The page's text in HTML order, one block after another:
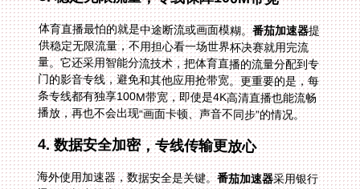
体育直播最怕的就是中途断流或画面模糊。番茄加速器提
供稳定无限流量，不用担心看一场世界杯决赛就用完流
量。它还采用智能分流技术，把体育直播的流量分配到专
门的影音专线，避免和其他应用抢带宽。更重要的是，每
条专线都有独享100M带宽，即使是4K高清直播也能流畅
播放，再也不会出现“画面卡顿、声音不同步”的情况。
4. 数据安全加密，专线传输更放心
海外使用加速器，数据安全是关键。番茄加速器采用银行
级别的加密技术，所有数据都通过专线传输，防止被窃取
或监控。比如你登录腾讯体育账号时，账号密码和观看记
录都会被加密保护，不用担心隐私泄露。这对于经常用国